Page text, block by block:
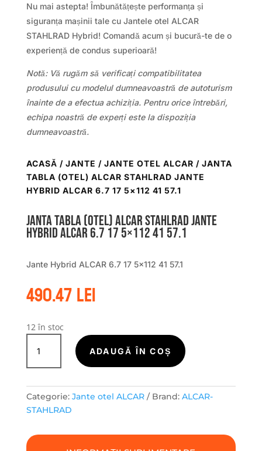
Nu mai astepta! Îmbunătățește performanța și
siguranța mașinii tale cu Jantele otel ALCAR
STAHLRAD Hybrid! Comandă acum și bucură-te de o
experiență de condus superioară!
Notă: Vă rugăm să verificați compatibilitatea
produsului cu modelul dumneavoastră de autoturism
înainte de a efectua achiziția. Pentru orice întrebări,
echipa noastră de experți este la dispoziția
dumneavoastră.
ACASĂ / JANTE / JANTE OTEL ALCAR / JANTA
TABLA (OTEL) ALCAR STAHLRAD JANTE
HYBRID ALCAR 6.7 17 5×112 41 57.1
Janta tabla (otel) ALCAR STAHLRAD Jante
Hybrid ALCAR 6.7 17 5×112 41 57.1
Jante Hybrid ALCAR 6.7 17 5×112 41 57.1
490.47lei
12 în stoc
Cantitate
Janta
tabla
ALCAR
STAHLRAD
Hybrid
ALCAR
ADAUGĂ ÎN COȘ
Categorie: Jante otel ALCAR Brand: ALCAR-
STAHLRAD